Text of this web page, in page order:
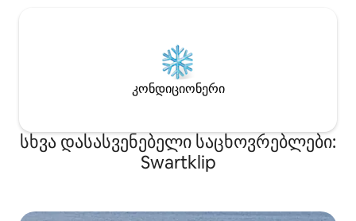
კონდიციონერი
სხვა დასასვენებელი საცხოვრებლები:
Swartklip